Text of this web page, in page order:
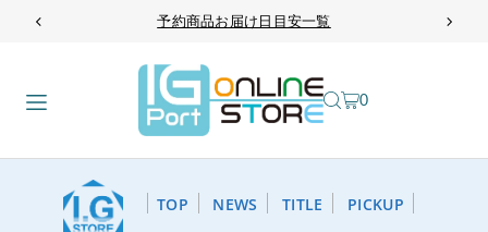
TRANSLATION MISSING: JA.ACCESSIBILITY.SKIP_TO_TEXT
予約商品お届け日目安一覧
0
TOP NEWS TITLE PICKUP